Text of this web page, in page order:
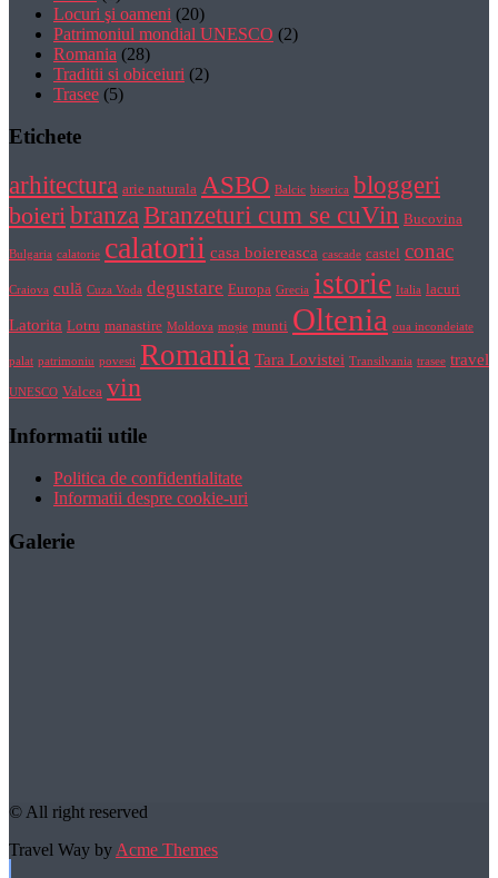
Locuri şi oameni (20)
Patrimoniul mondial UNESCO (2)
Romania (28)
Traditii si obiceiuri (2)
Trasee (5)
Etichete
arhitectura arie naturala ASBO Balcic biserica bloggeri
boieribranzaBranzeturi cum se cuVin Bucovina
Bulgaria calatorie calatorii casa boiereasca cascade castel conac
Craiova culă Cuza Voda degustare Europa Grecia istorie Italia lacuri
Latorita Lotru manastire Moldova moșie munti Oltenia oua incondeiate
palat patrimoniu povesti Romania Tara Lovistei Transilvania trasee travel
UNESCO Valcea vin
Informatii utile
Politica de confidentialitate
Informatii despre cookie-uri
Galerie
© All right reserved
Travel Way by Acme Themes